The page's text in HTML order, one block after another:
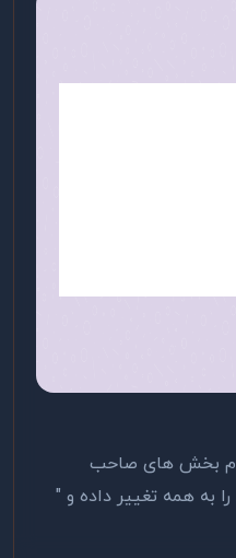
بخش های صاحب
را به همه تغییر داده و "